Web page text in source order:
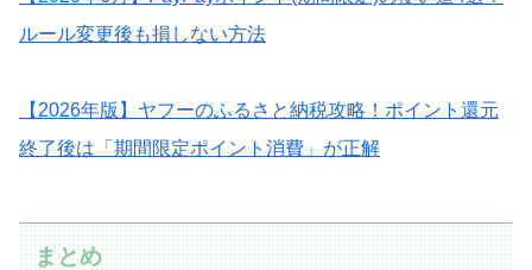
ルール変更後も損しない方法
【2026年版】ヤフーのふるさと納税攻略！ポイント還元
終了後は「期間限定ポイント消費」が正解
まとめ